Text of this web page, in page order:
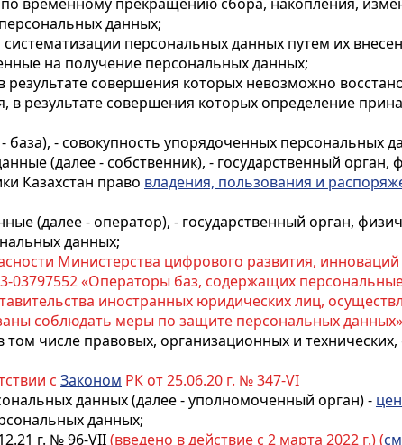
данных;
персональных данных путем их
на получение персональных данных;
совершения которых невозможно
в результате совершения которых определение
- совокупность упорядоченных персональных
(далее - собственник), - государственный орган,
Казахстан право владения, пользования и
(далее - оператор), - государственный орган,
данных;
Министерства цифрового развития,
03797552 «Операторы баз, содержащих
иностранных юридических лиц,
соблюдать меры по защите персональных данных»
числе правовых, организационных и
с Законом РК от 25.06.20 г. № 347-VI
данных (далее - уполномоченный орган) -
данных;
г. № 96-VII(введено в действие с 2 марта 2022 г.) (